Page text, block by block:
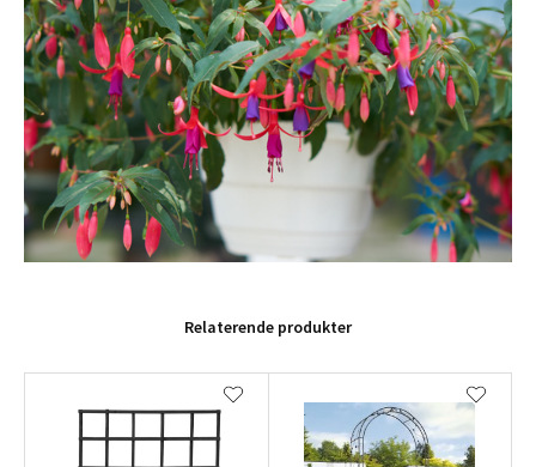
Relaterende produkter